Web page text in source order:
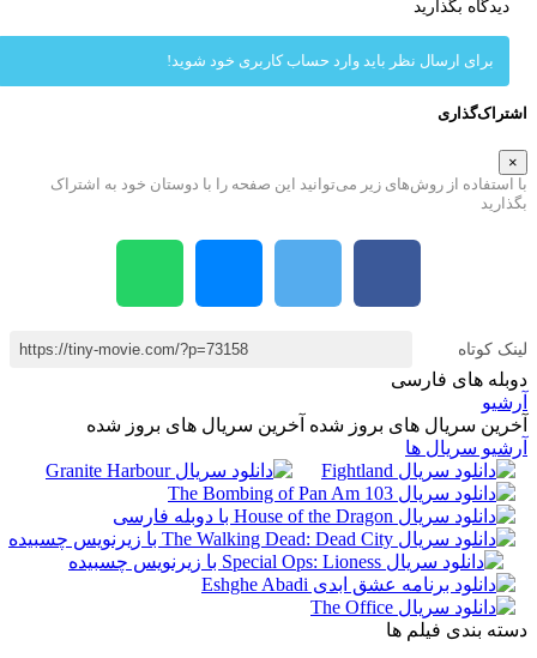
دیدگاه بگذارید
برای ارسال نظر باید وارد حساب کاربری خود شوید!
از روش‌های زیر می‌توانید این صفحه را با دوستان خود به اشتراک
کوتاه
های فارسی
سریال های بروز شده آخرین سریال های بروز شده
سریال ها
بندی فیلم ها